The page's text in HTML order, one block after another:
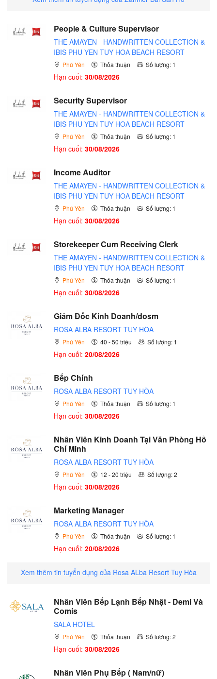
People & Culture Supervisor
THE AMAYEN - HANDWRITTEN COLLECTION &
IBIS PHU YEN TUY HOA BEACH RESORT
Phú Yên Thỏa thuận Số lượng: 1
Hạn cuối: 30/08/2026
Security Supervisor
THE AMAYEN - HANDWRITTEN COLLECTION &
IBIS PHU YEN TUY HOA BEACH RESORT
Phú Yên Thỏa thuận Số lượng: 1
Hạn cuối: 30/08/2026
Income Auditor
THE AMAYEN - HANDWRITTEN COLLECTION &
IBIS PHU YEN TUY HOA BEACH RESORT
Phú Yên Thỏa thuận Số lượng: 1
Hạn cuối: 30/08/2026
Storekeeper Cum Receiving Clerk
THE AMAYEN - HANDWRITTEN COLLECTION &
IBIS PHU YEN TUY HOA BEACH RESORT
Phú Yên Thỏa thuận Số lượng: 1
Hạn cuối: 30/08/2026
Giám Đốc Kinh Doanh/dosm
ROSA ALBA RESORT TUY HÒA
Phú Yên 40 - 50 triệu Số lượng: 1
Hạn cuối: 20/08/2026
Bếp Chính
ROSA ALBA RESORT TUY HÒA
Phú Yên Thỏa thuận Số lượng: 1
Hạn cuối: 30/08/2026
Nhân Viên Kinh Doanh Tại Văn Phòng Hồ
Chí Minh
ROSA ALBA RESORT TUY HÒA
Phú Yên 12 - 20 triệu Số lượng: 2
Hạn cuối: 30/08/2026
Marketing Manager
ROSA ALBA RESORT TUY HÒA
Phú Yên Thỏa thuận Số lượng: 1
Hạn cuối: 20/08/2026
Xem thêm tin tuyển dụng của Rosa ALba Resort Tuy Hòa
Nhân Viên Bếp Lạnh Bếp Nhật - Demi Và
Comis
SALA HOTEL
Phú Yên Thỏa thuận Số lượng: 2
Hạn cuối: 30/08/2026
Nhân Viên Phụ Bếp ( Nam/nữ)